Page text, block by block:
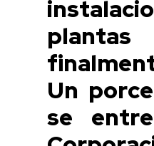
Un
se